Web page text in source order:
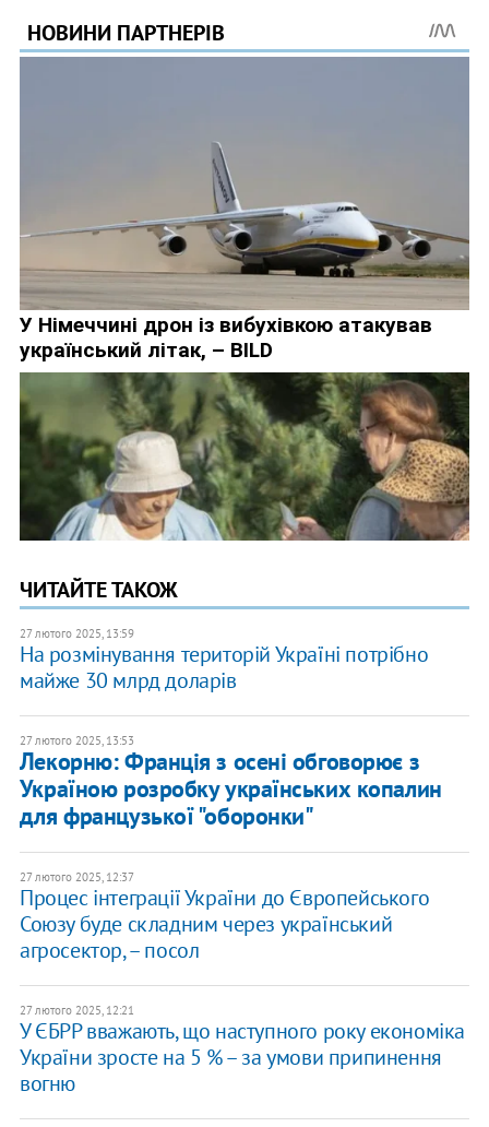
ЧИТАЙТЕ ТАКОЖ
27 лютого 2025, 13:59
На розмінування територій Україні потрібно
майже 30 млрд доларів
27 лютого 2025, 13:53
Лекорню: Франція з осені обговорює з
Україною розробку українських копалин
для французької "оборонки"
27 лютого 2025, 12:37
Процес інтеграції України до Європейського
Союзу буде складним через український
агросектор, – посол
27 лютого 2025, 12:21
У ЄБРР вважають, що наступного року економіка
України зросте на 5 % – за умови припинення
вогню